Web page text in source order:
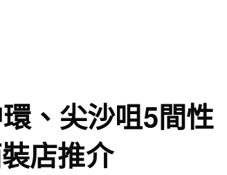
、尖沙咀5間性
店推介